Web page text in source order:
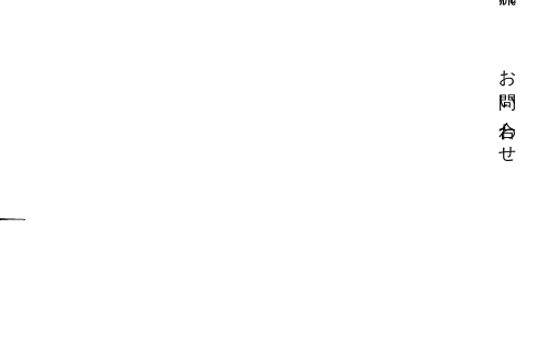
お問い合わせ